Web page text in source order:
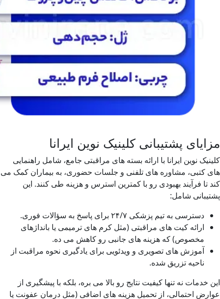
مزایای پشتیبانی کلینیک نوین ایرانا
کلینیک نوین ایرانا با ارائه بسته های مراقبتی جامع، شامل راهنمایی
های کتبی، مشاوره های تلفنی و جلسات حضوری، به بیماران کمک می
کند تا فرآیند بهبودی رو با کمترین استرس و هزینه طی کنند. این
پشتیبانی شامل:
دسترسی به تیم پزشکی ۲۴/۷ برای پاسخ به سؤالات فوری.
ارائه کیت های مراقبتی (مثل کرم های ترمیمی یا بانداژهای
مخصوص) که هزینه های جانبی رو کاهش می ده.
آموزش های تصویری و ویدئویی برای یادگیری نحوه مراقبت از
ناحیه تزریق شده.
این خدمات نه تنها کیفیت نتایج رو بالا می بره، بلکه با پیشگیری از
عوارض احتمالی، از تحمیل هزینه های اضافی (مثل درمان عفونت یا